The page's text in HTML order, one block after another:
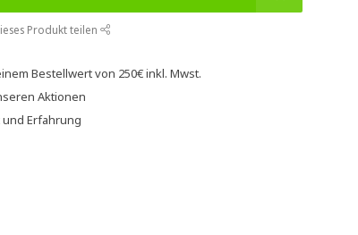
Produkt teilen
Bestellwert von 250€inkl. Mwst.
Aktionen
und Erfahrung